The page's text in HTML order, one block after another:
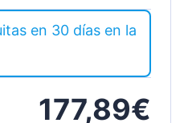
en 30 días en la
177,89€